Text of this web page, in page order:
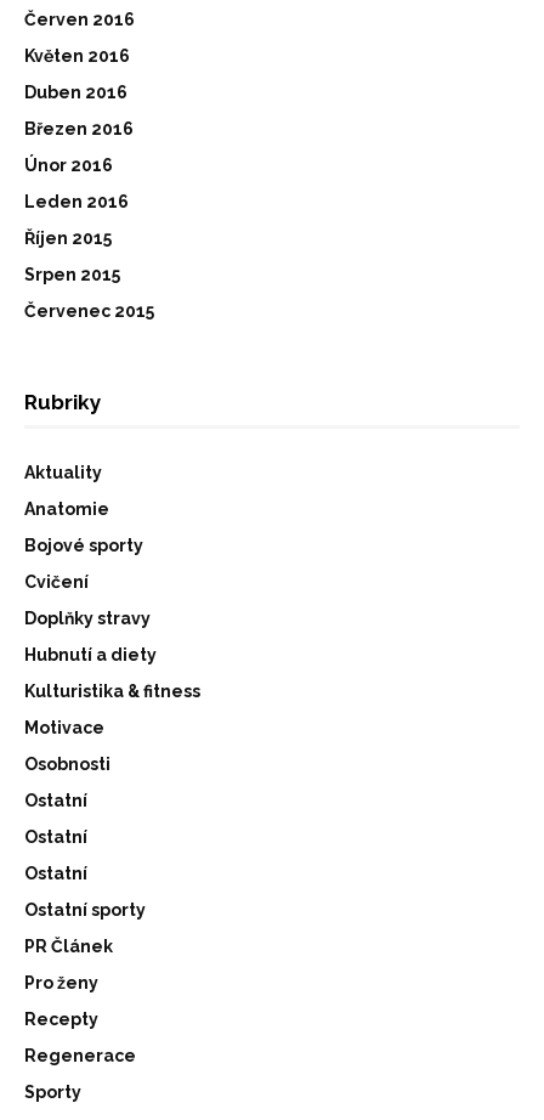
Červen 2016
Květen 2016
Duben 2016
Březen 2016
Únor 2016
Leden 2016
Říjen 2015
Srpen 2015
Červenec 2015
Rubriky
Aktuality
Anatomie
Bojové sporty
Cvičení
Doplňky stravy
Hubnutí a diety
Kulturistika & fitness
Motivace
Osobnosti
Ostatní
Ostatní
Ostatní
Ostatní sporty
PR Článek
Pro ženy
Recepty
Regenerace
Sporty